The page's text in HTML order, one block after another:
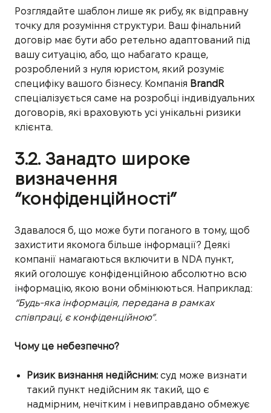
Розглядайте шаблон лише як рибу, як відправну
точку для розуміння структури. Ваш фінальний
договір має бути або ретельно адаптований під
вашу ситуацію, або, що набагато краще,
розроблений з нуля юристом, який розуміє
специфіку вашого бізнесу. Компанія BrandR
спеціалізується саме на розробці індивідуальних
договорів, які враховують усі унікальні ризики
клієнта.
3.2. Занадто широке
визначення
“конфіденційності”
Здавалося б, що може бути поганого в тому, щоб
захистити якомога більше інформації? Деякі
компанії намагаються включити в NDA пункт,
який оголошує конфіденційною абсолютно всю
інформацію, якою вони обмінюються. Наприклад:
“Будь-яка інформація, передана в рамках
співпраці, є конфіденційною”.
Чому це небезпечно?
Ризик визнання недійсним:суд може визнати
такий пункт недійсним як такий, що є
надмірним, нечітким і невиправдано обмежує